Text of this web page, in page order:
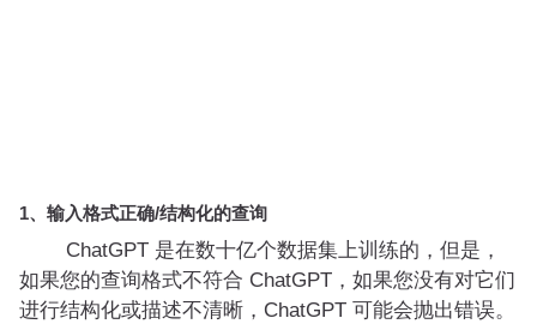
1、输入格式正确/结构化的查询
ChatGPT 是在数十亿个数据集上训练的，但是，
如果您的查询格式不符合 ChatGPT，如果您没有对它们
进行结构化或描述不清晰，ChatGPT 可能会抛出错误。